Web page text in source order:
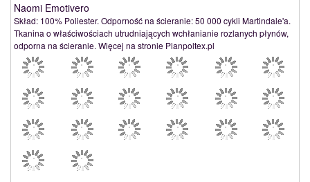
Naomi Emotivero
Skład: 100% Poliester. Odporność na ścieranie: 50 000 cykli Martindale'a.
Tkanina o właściwościach utrudniających wchłanianie rozlanych płynów,
odporna na ścieranie. Więcej na stronie Pianpoltex.pl